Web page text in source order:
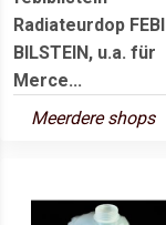
Radiateurdop FEBI
BILSTEIN, u.a. für
Merce...
Meerdere shops